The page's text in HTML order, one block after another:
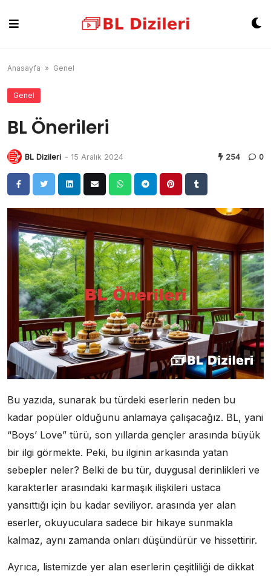
content
Anasayfa » Genel
Genel
BL Önerileri
BL Dizileri - 15 Aralık 2024 254 0
Bu yazıda, sunarak bu türdeki eserlerin neden bu
kadar popüler olduğunu anlamaya çalışacağız. BL, yani
“Boys’ Love” türü, son yıllarda gençler arasında büyük
bir ilgi görmekte. Peki, bu ilginin arkasında yatan
sebepler neler? Belki de bu tür, duygusal derinlikleri ve
karakterler arasındaki karmaşık ilişkileri ustaca
yansıttığı için bu kadar seviliyor. arasında yer alan
eserler, okuyuculara sadece bir hikaye sunmakla
kalmaz, aynı zamanda onları düşündürür ve hissettirir.
Ayrıca, listemizde yer alan eserlerin çeşitliliği de dikkat